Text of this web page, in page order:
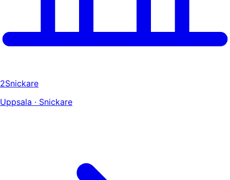
2Snickare
Uppsala · Snickare